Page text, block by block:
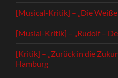
[Musical-Kritik] – „Die Weiße
[Musial-Kritik] – „Rudolf –
[Kritik] – „Zurück in die
Hamburg